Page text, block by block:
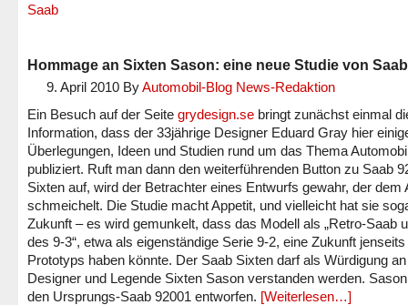
Saab
Hommage an Sixten Sason: eine neue Studie von Saab
9. April 2010 ByAutomobil-Blog News-Redaktion
Ein Besuch auf der Seite grydesign.se bringt zunächst einmal
Information, dass der 33jährige Designer Eduard Gray hier
Überlegungen, Ideen und Studien rund um das Thema
publiziert. Ruft man dann den weiterführenden Button zu Saab
Sixten auf, wird der Betrachter eines Entwurfs gewahr, der dem
schmeichelt. Die Studie macht Appetit, und vielleicht hat sie
Zukunft – es wird gemunkelt, dass das Modell als „Retro-Saab
des 9-3“, etwa als eigenständige Serie 9-2, eine Zukunft
Prototyps haben könnte. Der Saab Sixten darf als Würdigung an
Designer und Legende Sixten Sason verstanden werden.
den Ursprungs-Saab 92001 entworfen. [Weiterlesen…]